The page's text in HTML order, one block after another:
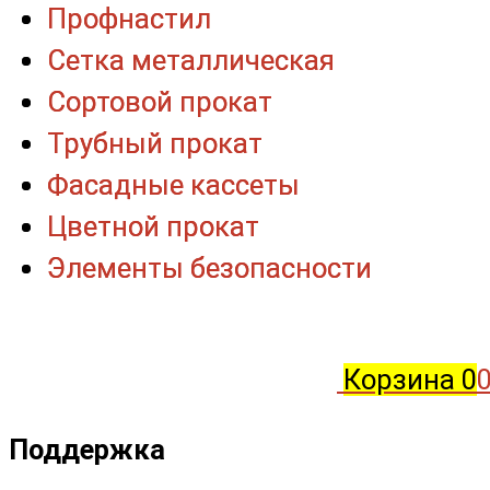
Корзина 0
Поддержка
Профнастил
Сетка металлическая
Сортовой прокат
Трубный прокат
Фасадные кассеты
Цветной прокат
Элементы безопасности
Профнастил
Сетка металлическая
Сортовой прокат
Трубный прокат
Фасадные кассеты
Цветной прокат
Элементы безопасности